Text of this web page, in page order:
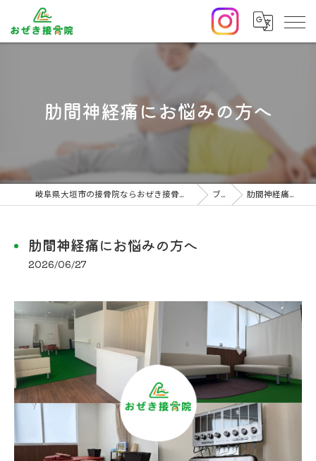
肋間神経痛にお悩みの方へ
岐阜県大垣市の接骨院ならおぜき接骨院/整体院｜腰痛/交通事故治療/肩こり ブログ 肋間神経痛にお悩みの方へ
肋間神経痛にお悩みの方へ
2026/06/27